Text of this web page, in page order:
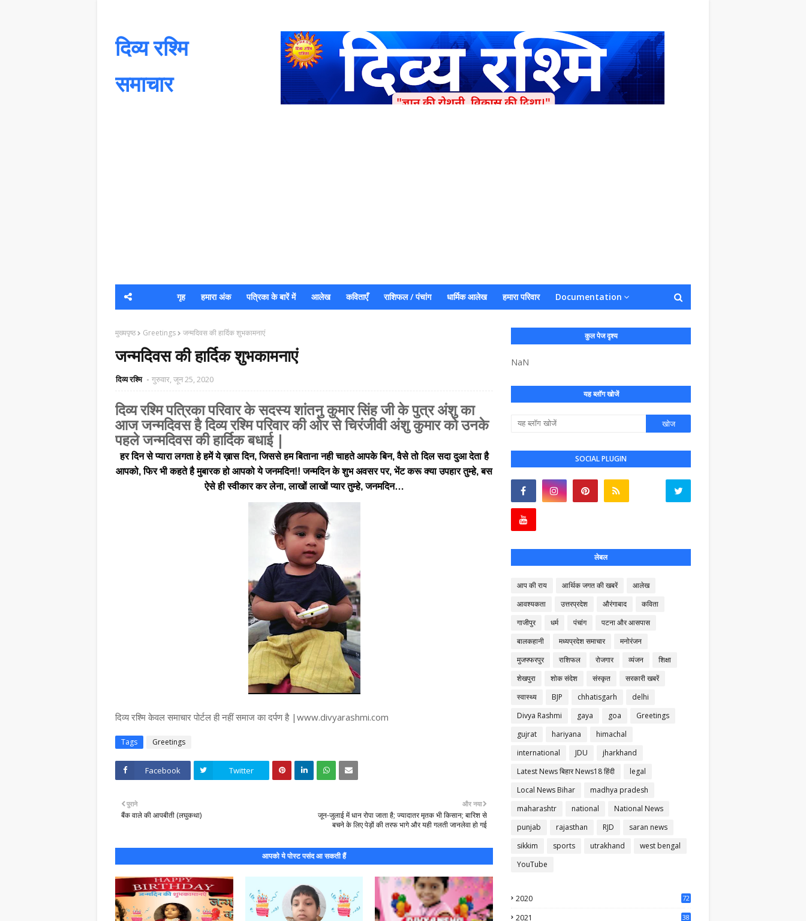
दिव्य रश्मि
समाचार
गृह हमारा अंक पत्रिका के बारें में आलेख कविताएँ राशिफल / पंचांग धार्मिक आलेख हमारा परिवार Documentation
मुख्यपृष्ठ Greetings जन्मदिवस की हार्दिक शुभकामनाएं
जन्मदिवस की हार्दिक शुभकामनाएं
दिव्य रश्मि गुरुवार, जून 25, 2020
दिव्य रश्मि पत्रिका परिवार के सदस्य शांतनु कुमार सिंह जी के पुत्र अंशु का
आज जन्मदिवस है दिव्य रश्मि परिवार की ओर से चिरंजीवी अंशु कुमार को उनके
पहले जन्मदिवस की हार्दिक बधाई |
हर दिन से प्यारा लगता हे हमें ये ख़ास दिन, जिससे हम बिताना नही चाहते आपके बिन, वैसे तो दिल सदा दुआ देता है
आपको, फिर भी कहते है मुबारक हो आपको ये जनमदिन!! जन्मदिन के शुभ अवसर पर, भेंट करू क्या उपहार तुम्हे, बस
ऐसे ही स्वीकार कर लेना, लाखों लाखों प्यार तुम्हे, जनमदिन…
दिव्य रश्मि केवल समाचार पोर्टल ही नहीं समाज का दर्पण है |www.divyarashmi.com
Tags Greetings
Facebook Twitter
और नया
जून-जुलाई में धान रोपा जाता है; ज्यादातर मृतक भी किसान; बारिश से
बचने के लिए पेड़ों की तरफ भागे और यही गलती जानलेवा हो गई
पुराने
बैंक वाले की आपबीती (लघुकथा)
आपको ये पोस्ट पसंद आ सकती हैं
कुल पेज दृश्य
NaN
यह ब्लॉग खोजें
SOCIAL PLUGIN
लेबल
आप की राय आर्थिक जगत की खबरें
आलेख
आवश्यकता
उत्तरप्रदेश औरंगाबाद
कविता
गाजीपुर
धर्म पंचांग
पटना और आसपास
बालकहानी
मध्यप्रदेश समाचार
मनोरंजन
मुजफ्फरपुर
राशिफल रोजगार व्यंजन
शिक्षा
शेखपुरा
शोक संदेश संस्कृत
सरकारी खबरें
स्वास्थ्य
BJP chhatisgarh
delhi
Divya Rashmi
gaya goa
Greetings
gujrat
hariyana
himachal
international
JDU
jharkhand
Latest News बिहार News18 हिंदी
legal
Local News Bihar
madhya pradesh
maharashtr
national
National News
punjab
rajasthan RJD
saran news
sikkim
sports utrakhand
west bengal
YouTube
2020
72
2021
38